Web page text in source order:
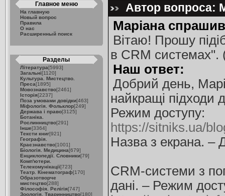
Главное меню
На главную
Новый вопрос
Правила
О нас
Расширенный поиск
Разделы
Література[5993]
Загальні[1120]
Культура. Мистецтво.
Преса[1895]
Мовознавство[2461]
Історія[2237]
Поза умовами довідки[463]
Міфологія. Фольклор[249]
Держава і право[3125]
Ботаніка.
Рослинництво[291]
Інше[3364]
Тексти книг[921]
Географія.
Краєзнавство[1001]
Біологія. Медицина[679]
Енциклопедії. Словники[79]
Комп'ютери.
Телекомунікації[723]
Театр. Кінематограф[170]
Образотворче
мистецтво[288]
Філософія. Релігія[747]
Зоологія. Тваринництво[180]
Автор вопроса:
Маріана
Вітаю! Прошу
в CRM системах".
Наш ответ:
Добрий день,
найкращі підходи
Режим доступу:
https://sitniks.ua/
Назва з екрана. –
CRM-системи з
дані. – Режим